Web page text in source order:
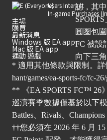
Users Interact
In-game Purchases
主場
購買
最新消息
Windows 版 EA app
Mac 版 EA app
運動 遊戲
* 適用其他條款與限制。詳
hant/games/ea-sports-fc/fc-
** 《EA SPORTS FC™ 26
巡演賽季數據僅基於以下
Battles、Rivals、Champions
††您必須在 2026 年 6 月